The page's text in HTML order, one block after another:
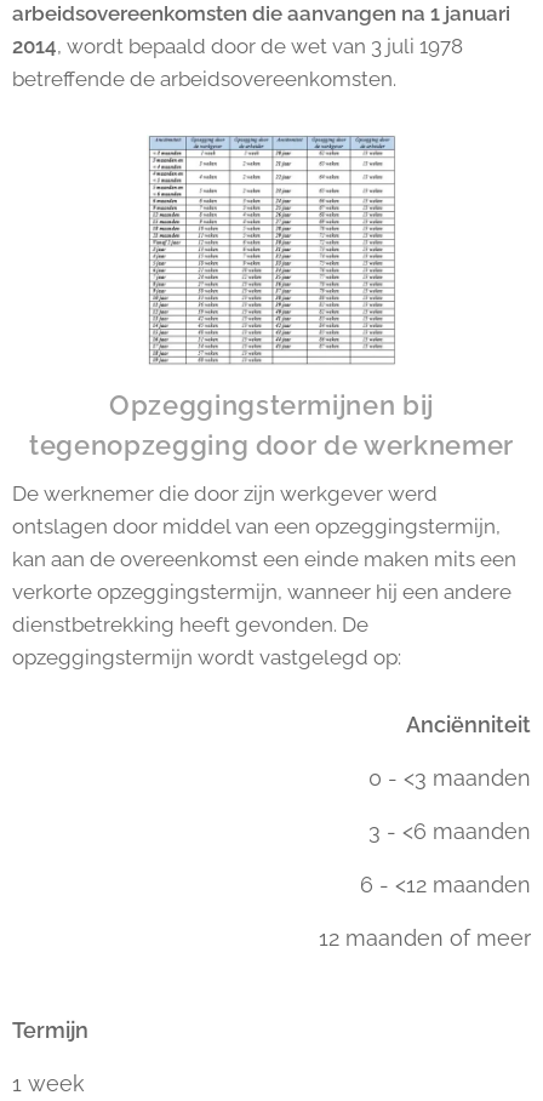
arbeidsovereenkomsten die aanvangen na 1 januari
2014, wordt bepaald door de wet van 3 juli 1978
betreffende de arbeidsovereenkomsten.
Opzeggingstermijnen bij
tegenopzegging door de werknemer
De werknemer die door zijn werkgever werd
ontslagen door middel van een opzeggingstermijn,
kan aan de overeenkomst een einde maken mits een
verkorte opzeggingstermijn, wanneer hij een andere
dienstbetrekking heeft gevonden. De
opzeggingstermijn wordt vastgelegd op:
Anciënniteit
0 - <3 maanden
3 - <6 maanden
6 - <12 maanden
12 maanden of meer
Termijn
1 week